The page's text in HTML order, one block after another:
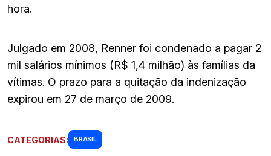
hora.
Julgado em 2008, Renner foi condenado a pagar 2
mil salários mínimos (R$ 1,4 milhão) às famílias da
vítimas. O prazo para a quitação da indenização
expirou em 27 de março de 2009.
CATEGORIAS: BRASIL